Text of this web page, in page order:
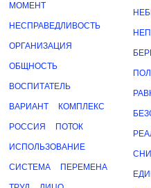
МОМЕНТ
НЕСПРАВЕДЛИВОСТЬ
ОРГАНИЗАЦИЯ
ОБЩНОСТЬ
ВОСПИТАТЕЛЬ
ВАРИАНТ КОМПЛЕКС
РОССИЯ ПОТОК
ИСПОЛЬЗОВАНИЕ
СИСТЕМА ПЕРЕМЕНА